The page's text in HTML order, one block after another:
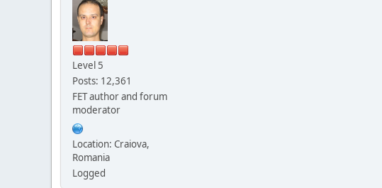
Level 5
Posts: 12,361
FET author and forum
moderator
Location: Craiova,
Romania
Logged